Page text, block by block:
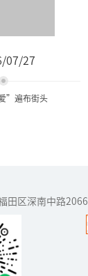
07/27
”遍布街头
化日报社日
水关
动，１６
加入队
水点，配
田区深南中路